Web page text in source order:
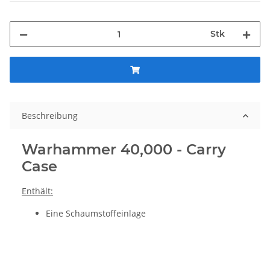
Stk
Beschreibung
Warhammer 40,000 - Carry
Case
Enthält:
Eine Schaumstoffeinlage